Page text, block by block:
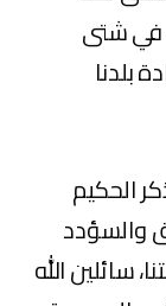
في شتى
بلدنا
الحكيم
والسؤدد
سائلين الله